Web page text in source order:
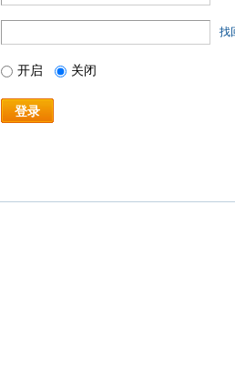
找
开启 关闭
登录